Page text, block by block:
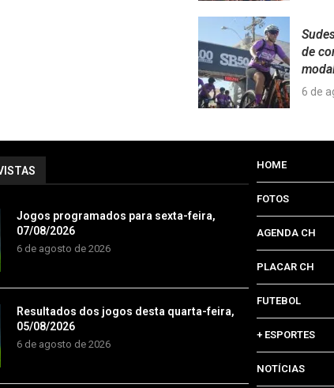
de
6 de
Jogos programados para sexta-feira,
07/08/2026
6 de agosto de 2026
Resultados dos jogos desta quarta-feira,
05/08/2026
6 de agosto de 2026
HOME
FOTOS
AGENDA CH
PLACAR CH
FUTEBOL
+ ESPORTES
NOTÍCIAS